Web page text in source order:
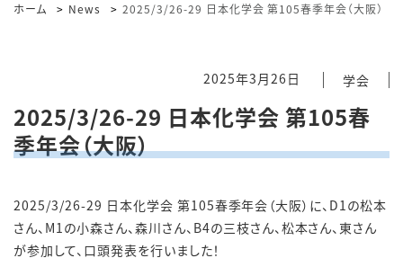
ホーム News 2025/3/26-29 日本化学会 第105春季年会（大阪）
2025年3月26日 学会
2025/3/26-29 日本化学会 第105春
季年会（大阪）
2025/3/26-29 日本化学会 第105春季年会（大阪） に、D1の松本
さん、M1の小森さん、森川さん、B4の三枝さん、松本さん、東さん
が参加して、口頭発表を行いました！